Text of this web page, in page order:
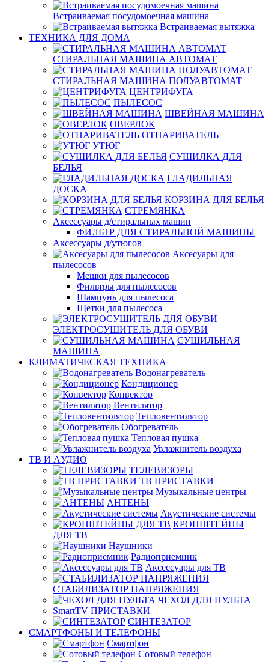
Встраиваемая посудомоечная машина
Встраиваемая вытяжка
ТЕХНИКА ДЛЯ ДОМА
СТИРАЛЬНАЯ МАШИНА АВТОМАТ
СТИРАЛЬНАЯ МАШИНА ПОЛУАВТОМАТ
ЦЕНТРИФУГА
ПЫЛЕСОС
ШВЕЙНАЯ МАШИНА
ОВЕРЛОК
ОТПАРИВАТЕЛЬ
УТЮГ
СУШИЛКА ДЛЯ
БЕЛЬЯ
ГЛАДИЛЬНАЯ
ДОСКА
КОРЗИНА ДЛЯ БЕЛЬЯ
СТРЕМЯНКА
Аксессуары д/стиральных машин
ФИЛЬТР ДЛЯ СТИРАЛЬНОЙ МАШИНЫ
Аксессуары д/утюгов
Аксесуары для
пылесосов
Мешки для пылесосов
Фильтры для пылесосов
Шампунь для пылесоса
Щетки для пылесоса
ЭЛЕКТРОСУШИТЕЛЬ ДЛЯ ОБУВИ
СУШИЛЬНАЯ
МАШИНА
КЛИМАТИЧЕСКАЯ ТЕХНИКА
Водонагреватель
Кондиционер
Конвектор
Вентилятор
Тепловентилятор
Обогреватель
Тепловая пушка
Увлажнитель воздуха
ТВ И AУДИО
ТЕЛЕВИЗОРЫ
ТВ ПРИСТАВКИ
Музыкальные центры
АНТЕНЫ
Акустические системы
КРОНШТЕЙНЫ
ДЛЯ ТВ
Наушники
Радиоприемник
Аксессуары для ТВ
СТАБИЛИЗАТОР НАПРЯЖЕНИЯ
ЧЕХОЛ ДЛЯ ПУЛЬТА
SmartTV ПРИСТАВКИ
СИНТЕЗАТОР
СМАРТФОНЫ И ТЕЛЕФОНЫ
Смартфон
Сотовый телефон